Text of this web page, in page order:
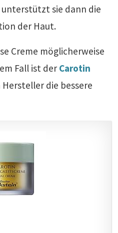
sie dann die
der Haut.
Creme möglicherweise
Fall ist der Carotin
die bessere